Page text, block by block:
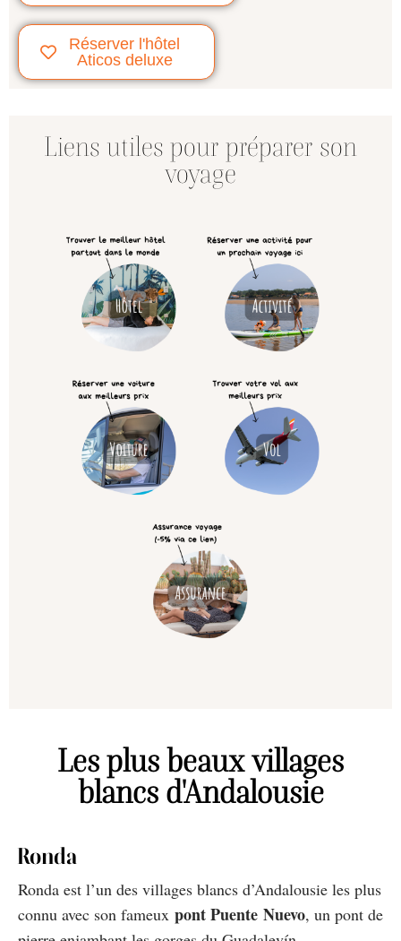
Réserver l'hôtel
Aticos deluxe
Liens utiles pour préparer son
voyage
Les plus beaux villages
blancs d'Andalousie
Ronda
Ronda est l’un des villages blancs d’Andalousie les plus
connu avec son fameux pont Puente Nuevo, un pont de